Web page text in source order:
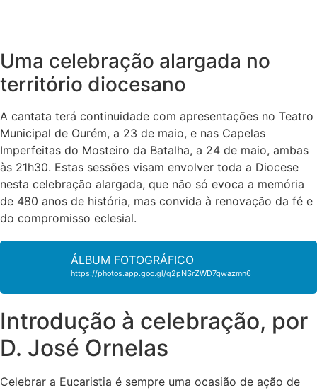
Uma celebração alargada no
território diocesano
A cantata terá continuidade com apresentações no Teatro
Municipal de Ourém, a 23 de maio, e nas Capelas
Imperfeitas do Mosteiro da Batalha, a 24 de maio, ambas
às 21h30. Estas sessões visam envolver toda a Diocese
nesta celebração alargada, que não só evoca a memória
de 480 anos de história, mas convida à renovação da fé e
do compromisso eclesial.
ÁLBUM FOTOGRÁFICO
https://photos.app.goo.gl/q2pNSrZWD7qwazmn6
Introdução à celebração, por
D. José Ornelas
Celebrar a Eucaristia é sempre uma ocasião de ação de